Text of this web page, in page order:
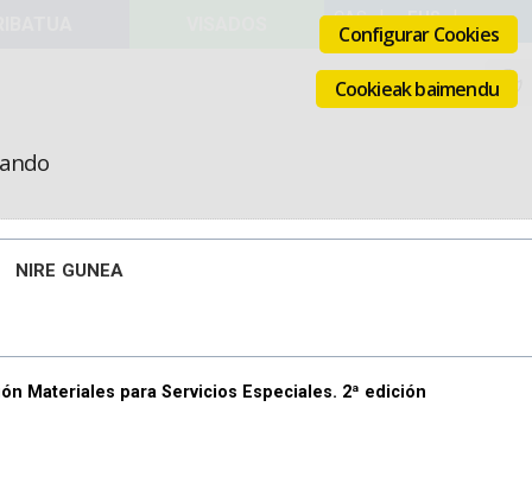
Configurar Cookies
Cookieak baimendu
NIRE GUNEA
Materiales para Servicios Especiales. 2ª edición